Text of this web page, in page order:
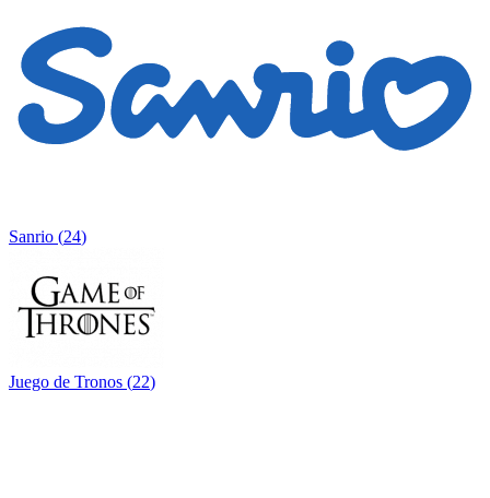
Sanrio (24)
Juego de Tronos (22)